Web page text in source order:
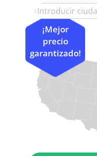
¡Mejor
precio
garantizado!